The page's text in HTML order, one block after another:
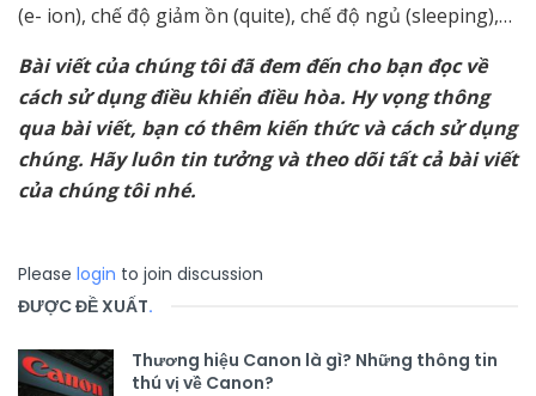
(e- ion), chế độ giảm ồn (quite), chế độ ngủ (sleeping),…
Bài viết của chúng tôi đã đem đến cho bạn đọc về
cách sử dụng điều khiển điều hòa. Hy vọng thông
qua bài viết, bạn có thêm kiến thức và cách sử dụng
chúng. Hãy luôn tin tưởng và theo dõi tất cả bài viết
của chúng tôi nhé.
Please login to join discussion
ĐƯỢC ĐỀ XUẤT.
Thương hiệu Canon là gì? Những thông tin
thú vị về Canon?